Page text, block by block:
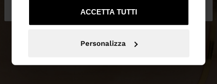
ACCETTA TUTTI
Personalizza